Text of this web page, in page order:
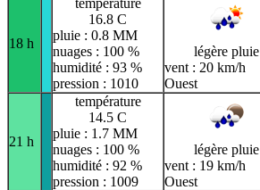
18 h
16.8 C
pluie : 0.8 MM
nuages : 100 %
humidité : 93 %
pression : 1010
légère pluie
vent : 20 km/h
Ouest
21 h
température
14.5 C
pluie : 1.7 MM
nuages : 100 %
humidité : 92 %
pression : 1009
légère pluie
vent : 19 km/h
Ouest